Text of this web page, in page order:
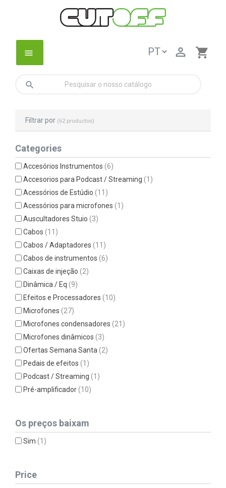
menu shopping_cart

search
Filtrar por (62 productos)
Categories
Accesórios Instrumentos(6)
Accesorios para Podcast / Streaming(1)
Acessórios de Estúdio(11)
Acessórios para microfones(1)
Auscultadores Stuio(3)
Cabos(11)
Cabos / Adaptadores(11)
Cabos de instrumentos(6)
Caixas de injeção(2)
Dinâmica / Eq(9)
Efeitos e Processadores(10)
Microfones(27)
Microfones condensadores(21)
Microfones dinâmicos(3)
Ofertas Semana Santa(2)
Pedais de efeitos(1)
Podcast / Streaming(1)
Pré-amplificador(10)
Os preços baixam
Sim(1)
Price